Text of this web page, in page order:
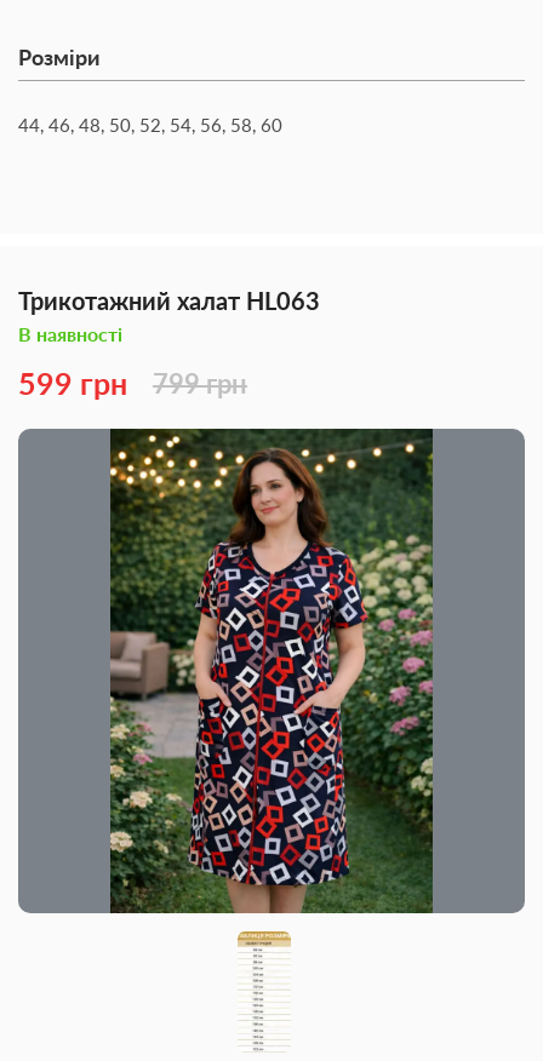
Розміри
44, 46, 48, 50, 52, 54, 56, 58, 60
Трикотажний халат HL063
В наявності
599 грн 799 грн